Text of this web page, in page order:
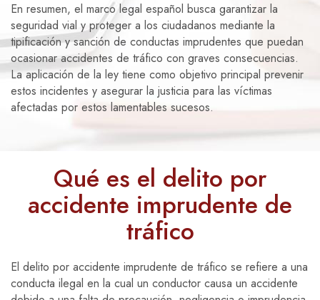
En resumen, el marco legal español busca garantizar la
seguridad vial y proteger a los ciudadanos mediante la
tipificación y sanción de conductas imprudentes que puedan
ocasionar accidentes de tráfico con graves consecuencias.
La aplicación de la ley tiene como objetivo principal prevenir
estos incidentes y asegurar la justicia para las víctimas
afectadas por estos lamentables sucesos.
Qué es el delito por
accidente imprudente de
tráfico
El delito por accidente imprudente de tráfico se refiere a una
conducta ilegal en la cual un conductor causa un accidente